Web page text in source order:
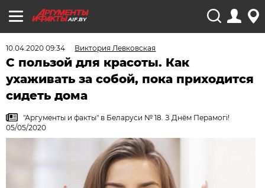
AIF.BY
10.04.2020 09:34 Виктория Левковская
С пользой для красоты. Как
ухаживать за собой, пока приходится
сидеть дома
"Аргументы и факты" в Беларуси № 18. З Днём Перамогi!
05/05/2020